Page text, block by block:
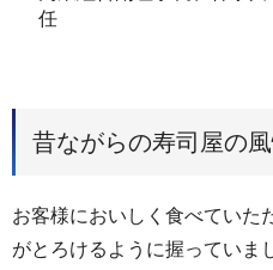
任
昔ながらの寿司屋の
お客様においしく食べていた
がとろけるように握っていま